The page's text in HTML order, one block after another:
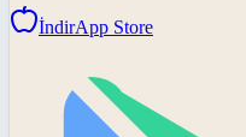
İndirApp Store